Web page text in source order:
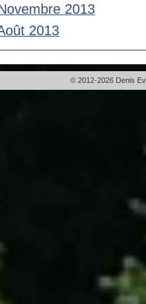
2013
2013
© 2012-2026 Denis